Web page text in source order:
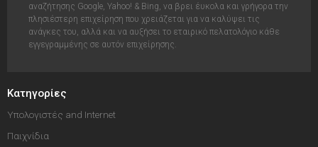
αναζήτησης Google, Yahoo! & Bing, να βρει έυκολα και γρήγορα την
πλησιέστερη επιχείρηση που χρειάζεται για να καλύψει τις
ανάγκες του, αλλά και να αυξήσει το εταιρικό πελατολόγιο κάθε
εγγεγραμμένης σε αυτόν επιχείρησης.
Κατηγορίες
Υπολογιστές and Internet
Παιχνίδια